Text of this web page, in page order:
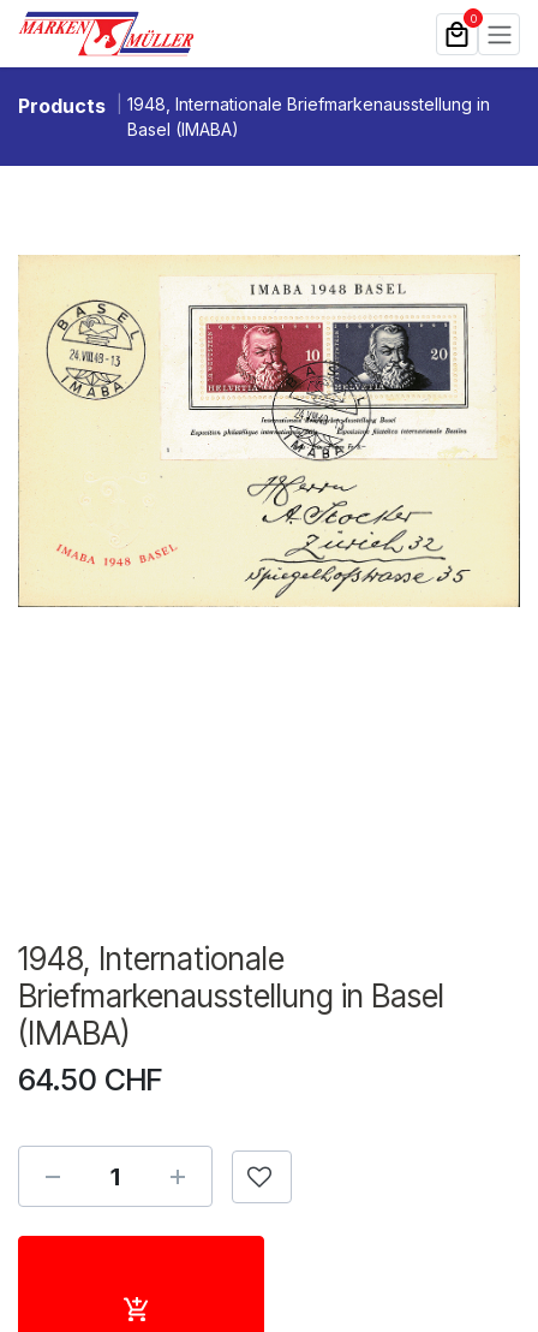
Zum Inhalt springen 0
Products
1948, Internationale Briefmarkenausstellung in
Basel (IMABA)
1948, Internationale
Briefmarkenausstellung in Basel
(IMABA)
64.50 CHF